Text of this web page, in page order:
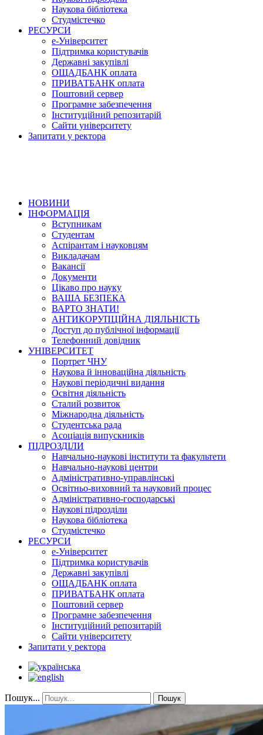
Наукова бібліотека
Студмістечко
РЕСУРСИ
е-Університет
Підтримка користувачів
Державні закупівлі
ОЩАДБАНК оплата
ПРИВАТБАНК оплата
Поштовий сервер
Програмне забезпечення
Інституційний репозитарій
Сайти університету
Запитати у ректора
НОВИНИ
ІНФОРМАЦІЯ
Вступникам
Студентам
Аспірантам і науковцям
Викладачам
Вакансії
Документи
Цікаво про науку
ВАША БЕЗПЕКА
ВАРТО ЗНАТИ!
АНТИКОРУПЦІЙНА ДІЯЛЬНІСТЬ
Доступ до публічної інформації
Телефонний довідник
УНІВЕРСИТЕТ
Портрет ЧНУ
Наукова й інноваційна діяльність
Наукові періодичні видання
Освітня діяльність
Сталий розвиток
Міжнародна діяльність
Студентська рада
Асоціація випускників
ПІДРОЗДІЛИ
Навчально-наукові інститути та факультети
Навчально-наукові центри
Адміністративно-управлінські
Освітньо-виховний та науковий процес
Адміністративно-господарські
Наукові підрозділи
Наукова бібліотека
Студмістечко
РЕСУРСИ
е-Університет
Підтримка користувачів
Державні закупівлі
ОЩАДБАНК оплата
ПРИВАТБАНК оплата
Поштовий сервер
Програмне забезпечення
Інституційний репозитарій
Сайти університету
Запитати у ректора
Пошук... Пошук